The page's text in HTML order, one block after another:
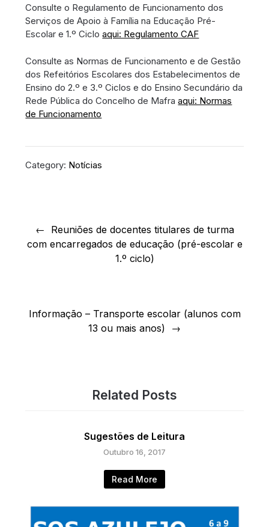
Consulte o Regulamento de Funcionamento dos
Serviços de Apoio à Família na Educação Pré-
Escolar e 1.º Cicloaqui: Regulamento CAF
Consulte as Normas de Funcionamento e de Gestão
dos Refeitórios Escolares dos Estabelecimentos de
Ensino do 2.º e 3.º Ciclos e do Ensino Secundário da
Rede Pública do Concelho de Mafraaqui: Normas
de Funcionamento
Category: Notícias
artigos
Reuniões de docentes titulares de turma
com encarregados de educação (pré-escolar e
1.º ciclo)
Informação – Transporte escolar (alunos com
13 ou mais anos)
Related Posts
Sugestões de Leitura
Outubro 16, 2017
Read More